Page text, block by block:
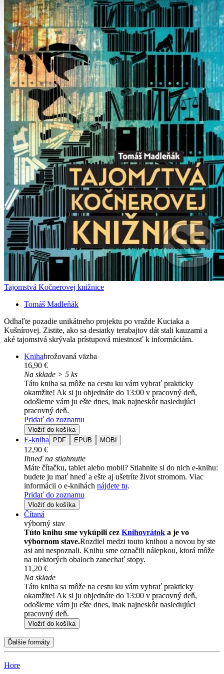
Tajomstvá Kočnerovej knižnice
Tomáš Madleňák
Odhaľte pozadie unikátneho projektu po vražde Kuciaka a
Kušnírovej. Zistite, ako sa desiatky terabajtov dát stali kauzami a
aké tajomstvá skrývala prístupová miestnosť k informáciám.
Knihabrožovaná väzba
16,90 €
Na sklade > 5 ks
Táto kniha sa môže na cestu ku vám vybrať prakticky
okamžite! Ak si ju objednáte do 13:00 v pracovný deň,
odošleme vám ju ešte dnes, inak najneskôr nasledujúci
pracovný deň.
Pridať do zoznamu
Vložiť do košíka
E-kniha PDF EPUB MOBI
12,90 €
Ihneď na stiahnutie
Máte čítačku, tablet alebo mobil? Stiahnite si do nich e-knihu:
budete ju mať hneď a ešte aj ušetríte život stromom. Viac
informácii o e-knihách nájdete tu.
Pridať do zoznamu
Vložiť do košíka
Čítaná
výborný stav
Túto knihu sme vykúpili cez Knihovrátok a je vo
výbornom stave.Rozdiel medzi touto knihou a novou by ste
asi ani nespoznali. Knihu sme označili nálepkou, ktorá môže
na niektorých obaloch zanechať stopy.
11,20 €
Na sklade
Táto kniha sa môže na cestu ku vám vybrať prakticky
okamžite! Ak si ju objednáte do 13:00 v pracovný deň,
odošleme vám ju ešte dnes, inak najneskôr nasledujúci
pracovný deň.
Vložiť do košíka
Ďalšie formáty
Hore